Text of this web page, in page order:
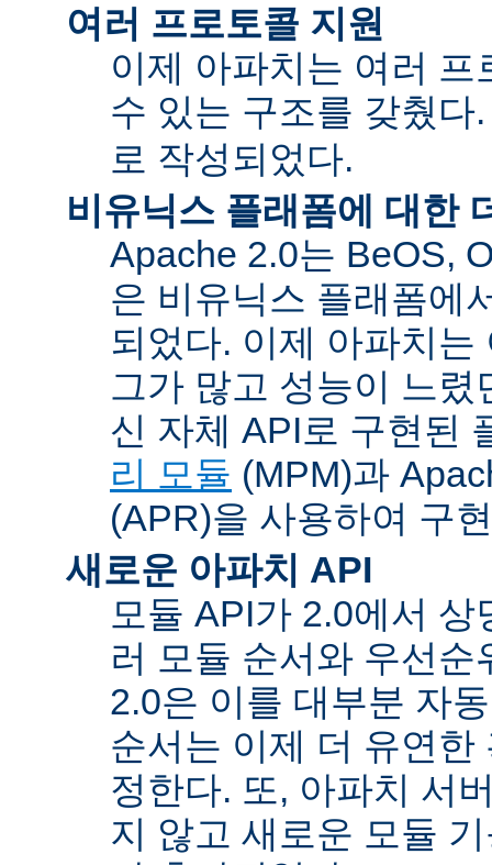
여러 프로토콜 지원
이제 아파치는 여러
수 있는 구조를 갖췄
로 작성되었다.
비유닉스 플래폼에 대한
Apache 2.0는 BeOS,
은 비유닉스 플래폼에
되었다. 이제 아파치
그가 많고 성능이 느
신 자체 API로 구현된
리 모듈 (MPM)과
(APR)을 사용하여 구
새로운 아파치 API
모듈 API가 2.0에서
러 모듈 순서와 우선
2.0은 이를 대부분 자
순서는 이제 더 유연한
정한다. 또, 아파치 서
지 않고 새로운 모듈